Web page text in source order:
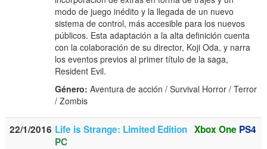
modo de juego inédito y la llegada de un nuevo
sistema de control, más accesible para los nuevos
públicos. Esta adaptación a la alta definición cuenta
con la colaboración de su director, Koji Oda, y narra
los eventos previos al primer título de la saga,
Resident Evil.
Género: Aventura de acción / Survival Horror / Terror
/ Zombis
22/1/2016 Life is Strange: Limited Edition Xbox One PS4
PC